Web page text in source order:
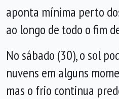
aponta mínima perto
ao longo de todo o fim
No sábado (30), o sol
nuvens em alguns
mas o frio continua